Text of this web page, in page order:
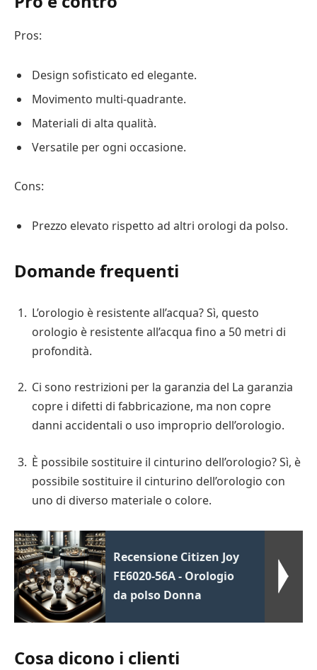
Pros:
Design sofisticato ed elegante.
Movimento multi-quadrante.
Materiali di alta qualità.
Versatile per ogni occasione.
Cons:
Prezzo elevato rispetto ad altri orologi da polso.
Domande frequenti
L’orologio è resistente all’acqua? Sì, questo
orologio è resistente all’acqua fino a 50 metri di
profondità.
Ci sono restrizioni per la garanzia del La garanzia
copre i difetti di fabbricazione, ma non copre
danni accidentali o uso improprio dell’orologio.
È possibile sostituire il cinturino dell’orologio? Sì, è
possibile sostituire il cinturino dell’orologio con
uno di diverso materiale o colore.
Recensione Citizen Joy
FE6020-56A - Orologio
da polso Donna
Cosa dicono i clienti